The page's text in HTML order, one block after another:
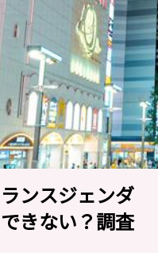
ンスジェンダ
きない？調査